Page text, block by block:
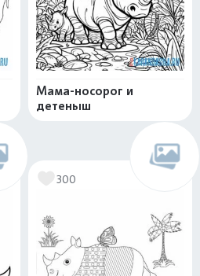
Мама-носорог и
детеныш
300